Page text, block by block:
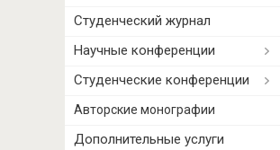
Студенческий журнал
Научные конференции
Студенческие конференции
Авторские монографии
Дополнительные услуги